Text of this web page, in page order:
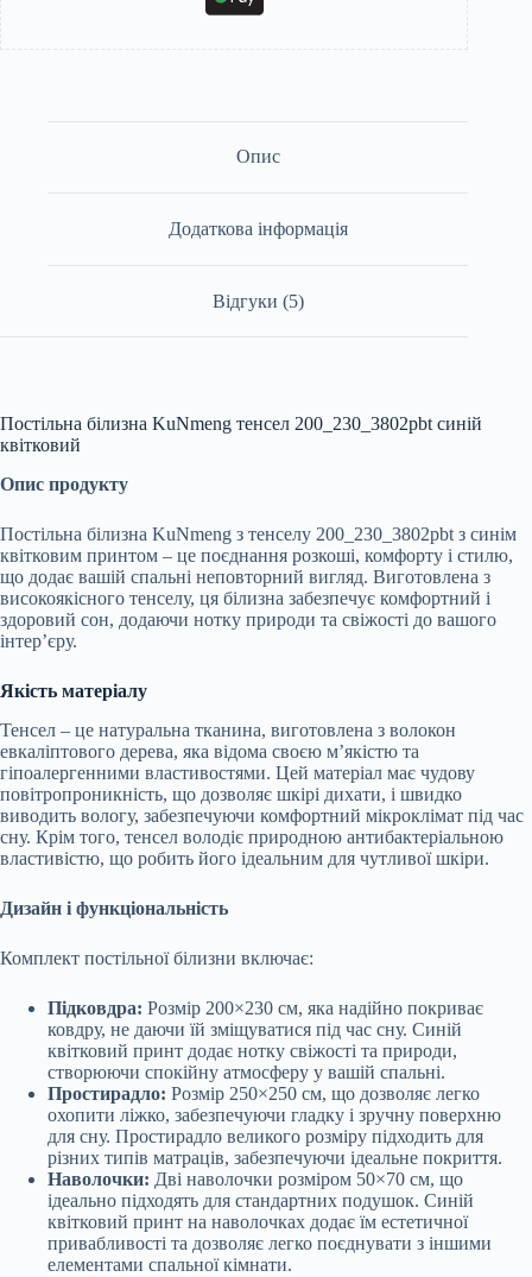
Опис
Додаткова інформація
Відгуки (5)
Постільна білизна KuNmeng тенсел 200_230_3802pbt синій
квітковий
Опис продукту
Постільна білизна KuNmeng з тенселу 200_230_3802pbt з синім
квітковим принтом – це поєднання розкоші, комфорту і стилю,
що додає вашій спальні неповторний вигляд. Виготовлена з
високоякісного тенселу, ця білизна забезпечує комфортний і
здоровий сон, додаючи нотку природи та свіжості до вашого
інтер’єру.
Якість матеріалу
Тенсел – це натуральна тканина, виготовлена з волокон
евкаліптового дерева, яка відома своєю м’якістю та
гіпоалергенними властивостями. Цей матеріал має чудову
повітропроникність, що дозволяє шкірі дихати, і швидко
виводить вологу, забезпечуючи комфортний мікроклімат під час
сну. Крім того, тенсел володіє природною антибактеріальною
властивістю, що робить його ідеальним для чутливої шкіри.
Дизайн і функціональність
Комплект постільної білизни включає:
Підковдра: Розмір 200×230 см, яка надійно покриває
ковдру, не даючи їй зміщуватися під час сну. Синій
квітковий принт додає нотку свіжості та природи,
створюючи спокійну атмосферу у вашій спальні.
Простирадло: Розмір 250×250 см, що дозволяє легко
охопити ліжко, забезпечуючи гладку і зручну поверхню
для сну. Простирадло великого розміру підходить для
різних типів матраців, забезпечуючи ідеальне покриття.
Наволочки: Дві наволочки розміром 50×70 см, що
ідеально підходять для стандартних подушок. Синій
квітковий принт на наволочках додає їм естетичної
привабливості та дозволяє легко поєднувати з іншими
елементами спальної кімнати.